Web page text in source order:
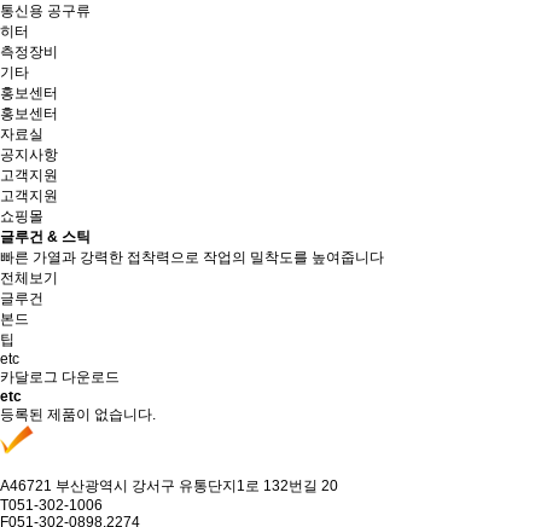
통신용 공구류
히터
측정장비
기타
홍보센터
홍보센터
자료실
공지사항
고객지원
고객지원
쇼핑몰
글루건 & 스틱
빠른 가열과 강력한 접착력으로 작업의 밀착도를 높여줍니다
전체보기
글루건
본드
팁
etc
카달로그 다운로드
etc
등록된 제품이 없습니다.
A46721 부산광역시 강서구 유통단지1로 132번길 20
T051-302-1006
F051-302-0898,2274